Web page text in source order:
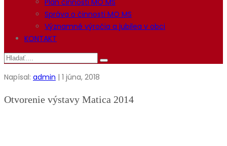
Správa o činnosti MO MS
Významné výročia a jubilea v obci
KONTAKT
Napísal: admin | 1 júna, 2018
Otvorenie výstavy Matica 2014